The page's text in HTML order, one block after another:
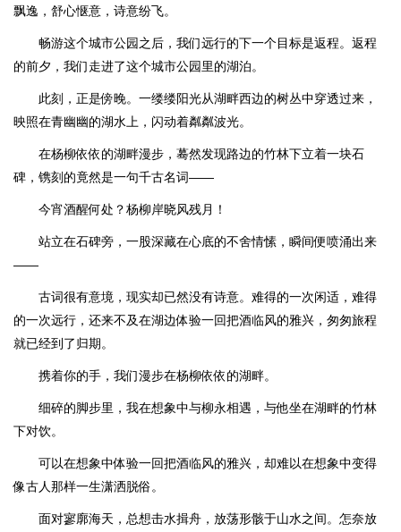
飘逸，舒心惬意，诗意纷飞。
畅游这个城市公园之后，我们远行的下一个目标是返程。返程
的前夕，我们走进了这个城市公园里的湖泊。
此刻，正是傍晚。一缕缕阳光从湖畔西边的树丛中穿透过来，
映照在青幽幽的湖水上，闪动着粼粼波光。
在杨柳依依的湖畔漫步，蓦然发现路边的竹林下立着一块石
碑，镌刻的竟然是一句千古名词——
今宵酒醒何处？杨柳岸晓风残月！
站立在石碑旁，一股深藏在心底的不舍情愫，瞬间便喷涌出来
——
古词很有意境，现实却已然没有诗意。难得的一次闲适，难得
的一次远行，还来不及在湖边体验一回把酒临风的雅兴，匆匆旅程
就已经到了归期。
携着你的手，我们漫步在杨柳依依的湖畔。
细碎的脚步里，我在想象中与柳永相遇，与他坐在湖畔的竹林
下对饮。
可以在想象中体验一回把酒临风的雅兴，却难以在想象中变得
像古人那样一生潇洒脱俗。
面对寥廓海天，总想击水揖舟，放荡形骸于山水之间。怎奈放